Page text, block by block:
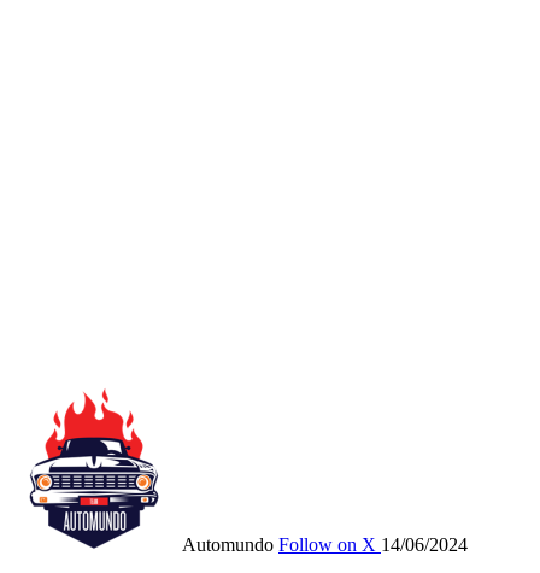
Automundo Follow on X 14/06/2024